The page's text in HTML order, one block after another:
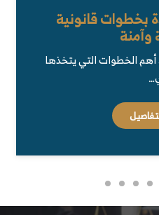
بخطوات قانونية
الخطوات التي يتخذها